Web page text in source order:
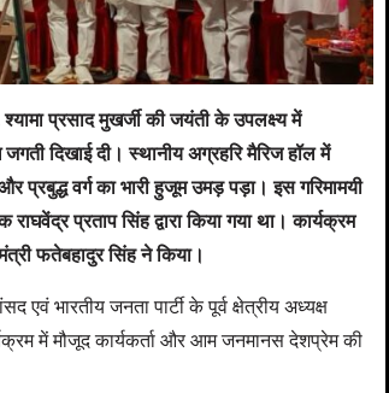
प्रसाद मुखर्जी की जयंती के उपलक्ष्य में
दिखाई दी। स्थानीय अग्रहरि मैरिज हॉल में
प्रबुद्ध वर्ग का भारी हुजूम उमड़ पड़ा। इस गरिमामयी
प्रताप सिंह द्वारा किया गया था। कार्यक्रम
फतेबहादुर सिंह ने किया।
भारतीय जनता पार्टी के पूर्व क्षेत्रीय अध्यक्ष
में मौजूद कार्यकर्ता और आम जनमानस देशप्रेम की